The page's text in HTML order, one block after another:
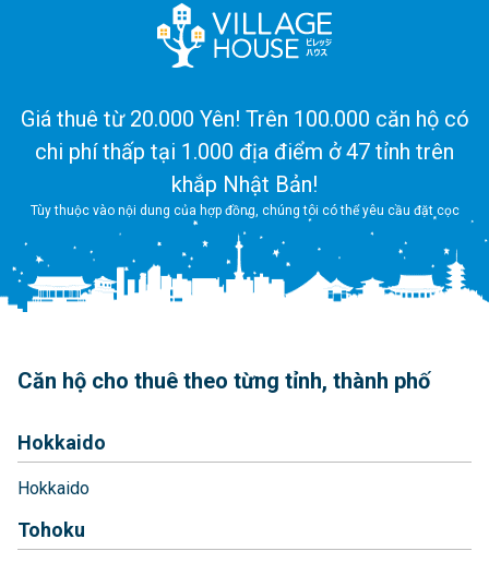
Giá thuê từ 20.000 Yên! Trên 100.000 căn hộ có
chi phí thấp tại 1.000 địa điểm ở 47 tỉnh trên
khắp Nhật Bản!
Tùy thuộc vào nội dung của hợp đồng, chúng tôi có thể yêu cầu đặt cọc
Căn hộ cho thuê theo từng tỉnh, thành phố
Hokkaido
Hokkaido
Tohoku